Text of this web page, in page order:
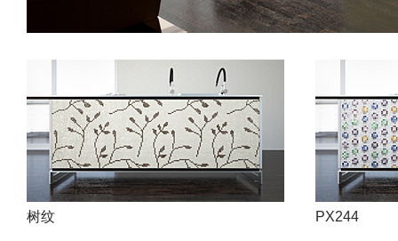
树纹 PX244